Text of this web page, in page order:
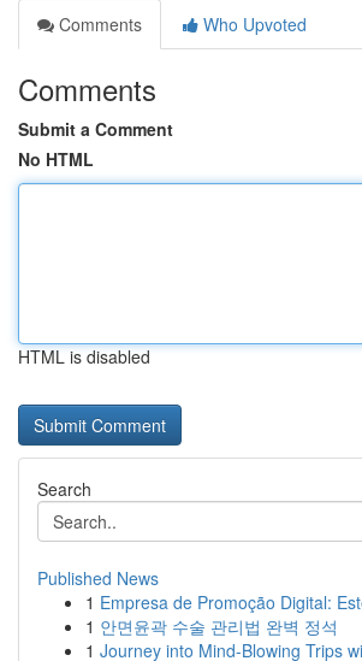
Comments
Who Upvoted
Comments
Submit a Comment
No HTML
HTML is disabled
Search
Published News
1 Empresa de Promoção Digital:
1 안면윤곽 수술 관리법 완벽 정석
1 Journey into Mind-Blowing Trips